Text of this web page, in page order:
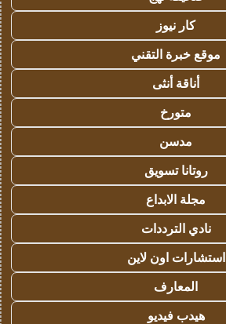
كار نيوز
موقع خبرة التقني
أناقة أنثى
متورخ
مدسن
روتانا تسويق
مجلة الابداع
نادي الترددات
استشارات اون لاين
المعارف
هيدب فيديو